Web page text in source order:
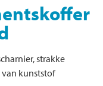
strakke
kunststof